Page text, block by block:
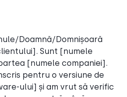
Doamnă/Domnișoară
Sunt [numele
[numele companiei].
pentru o versiune de
ului] și am vrut să verific